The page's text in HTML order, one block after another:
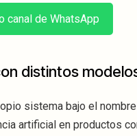
canal de WhatsApp
distintos
sistema bajo el
artificial en productos